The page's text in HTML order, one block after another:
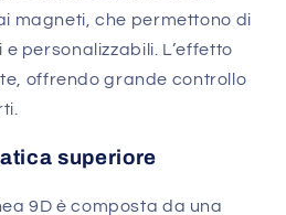
magneti, che permettono di
personalizzabili. L’effetto
offrendo grande controllo
superiore
9D è composta da una